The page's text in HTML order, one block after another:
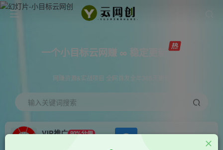
一个小目标云网赚 ∞ 稳定更新
网赚资源&实战项目 全网首发全年365天更新
输入关键词搜索
VIP推广 80%分佣